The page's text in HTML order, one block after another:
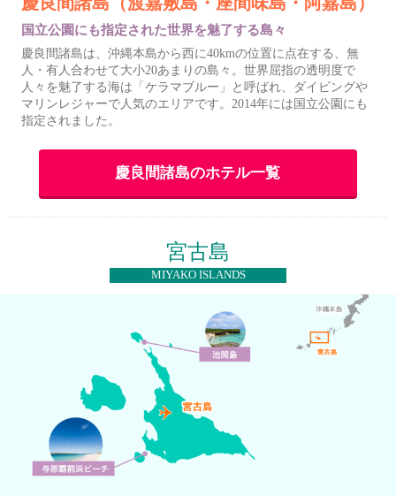
国立公園にも指定された世界を魅了する島々
慶良間諸島は、沖縄本島から西に40kmの位置に点在する、無
人・有人合わせて大小20あまりの島々。世界屈指の透明度で
人々を魅了する海は「ケラマブルー」と呼ばれ、ダイビングや
マリンレジャーで人気のエリアです。2014年には国立公園にも
指定されました。
慶良間諸島のホテル一覧
宮古島
MIYAKO ISLANDS